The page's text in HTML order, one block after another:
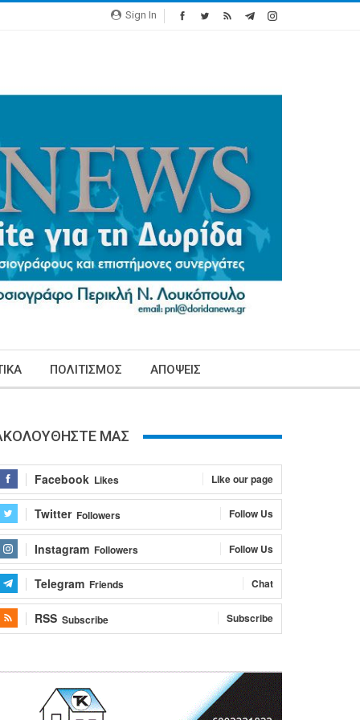
Sign In
ΠΟΛΙΤΙΣΜΟΣ ΑΠΟΨΕΙΣ
ΜΑΣ
Facebook Likes Like our page
Twitter Followers Follow Us
Instagram Followers Follow Us
Telegram Friends Chat
RSS Subscribe Subscribe